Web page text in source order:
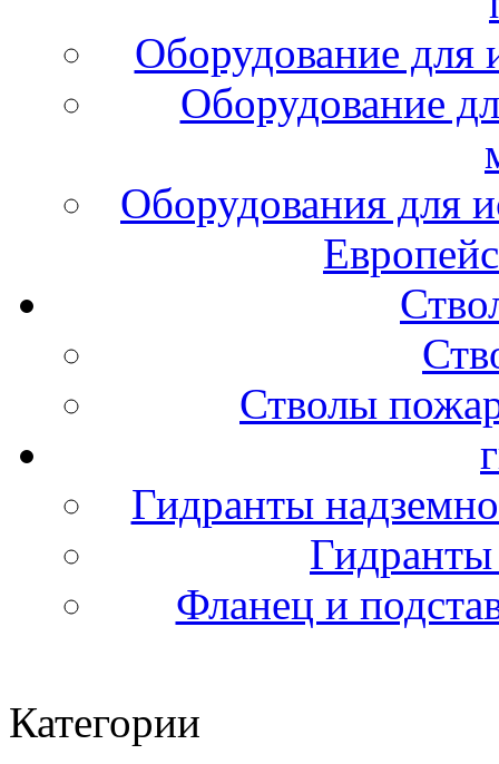
Оборудование для
Оборудование
Оборудования для
Стволы
Гидранты
Фланец и
Категории